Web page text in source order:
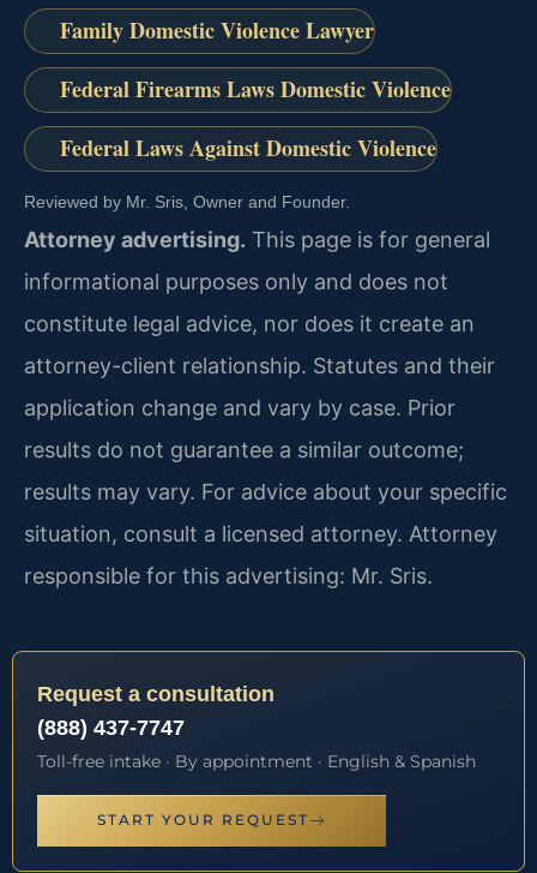
Family Domestic Violence Lawyer
Federal Firearms Laws Domestic Violence
Federal Laws Against Domestic Violence
Reviewed by Mr. Sris, Owner and Founder.
Attorney advertising. This page is for general
informational purposes only and does not
constitute legal advice, nor does it create an
attorney-client relationship. Statutes and their
application change and vary by case. Prior
results do not guarantee a similar outcome;
results may vary. For advice about your specific
situation, consult a licensed attorney. Attorney
responsible for this advertising: Mr. Sris.
Request a consultation
(888) 437-7747
Toll-free intake · By appointment · English & Spanish
START YOUR REQUEST